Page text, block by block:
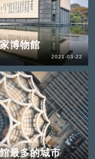
博物館
2021-03-22
最多的城市